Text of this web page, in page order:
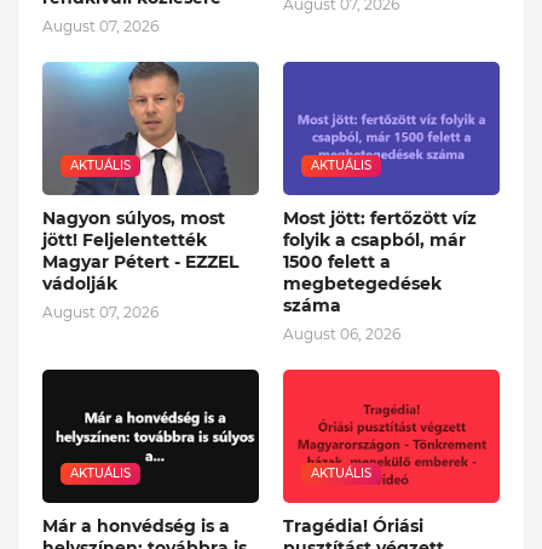
August 07, 2026
August 07, 2026
AKTUÁLIS
Nagyon súlyos, most
jött! Feljelentették
Magyar Pétert - EZZEL
vádolják
August 07, 2026
AKTUÁLIS
Most jött: fertőzött víz
folyik a csapból, már
1500 felett a
megbetegedések
száma
August 06, 2026
AKTUÁLIS
Már a honvédség is a
AKTUÁLIS
Tragédia! Óriási